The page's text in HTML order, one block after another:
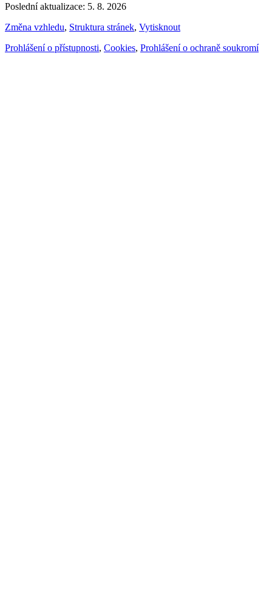
Poslední aktualizace: 5. 8. 2026
Změna vzhledu, Struktura stránek, Vytisknout
Prohlášení o přístupnosti, Cookies, Prohlášení o ochraně soukromí